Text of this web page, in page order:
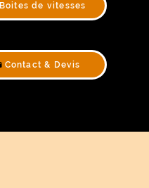
Boites de vitesses
Contact & Devis